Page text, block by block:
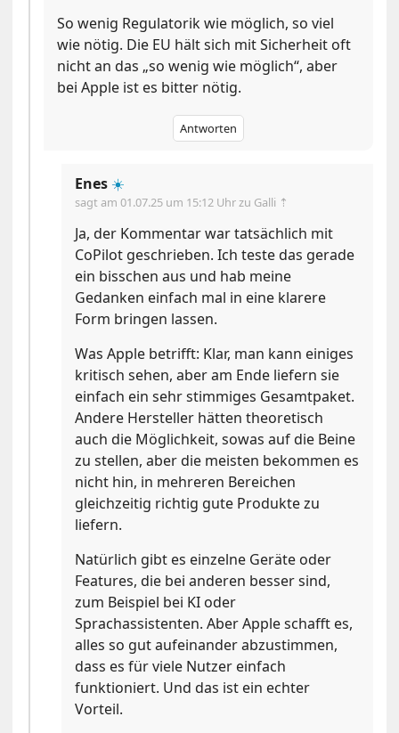
So wenig Regulatorik wie möglich, so viel
wie nötig. Die EU hält sich mit Sicherheit oft
nicht an das „so wenig wie möglich“, aber
bei Apple ist es bitter nötig.
Antworten
Enes ☀️
sagt am01.07.25 um 15:12 Uhrzu Galli ⇡
Ja, der Kommentar war tatsächlich mit
CoPilot geschrieben. Ich teste das gerade
ein bisschen aus und hab meine
Gedanken einfach mal in eine klarere
Form bringen lassen.
Was Apple betrifft: Klar, man kann einiges
kritisch sehen, aber am Ende liefern sie
einfach ein sehr stimmiges Gesamtpaket.
Andere Hersteller hätten theoretisch
auch die Möglichkeit, sowas auf die Beine
zu stellen, aber die meisten bekommen es
nicht hin, in mehreren Bereichen
gleichzeitig richtig gute Produkte zu
liefern.
Natürlich gibt es einzelne Geräte oder
Features, die bei anderen besser sind,
zum Beispiel bei KI oder
Sprachassistenten. Aber Apple schafft es,
alles so gut aufeinander abzustimmen,
dass es für viele Nutzer einfach
funktioniert. Und das ist ein echter
Vorteil.